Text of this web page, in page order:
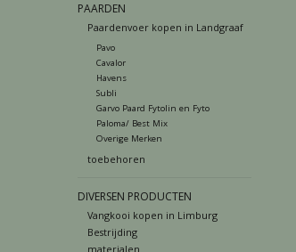
PAARDEN
Paardenvoer kopen in Landgraaf
Pavo
Cavalor
Havens
Subli
Garvo Paard Fytolin en Fyto
Paloma/ Best Mix
Overige Merken
toebehoren
DIVERSEN PRODUCTEN
Vangkooi kopen in Limburg
Bestrijding
materialen